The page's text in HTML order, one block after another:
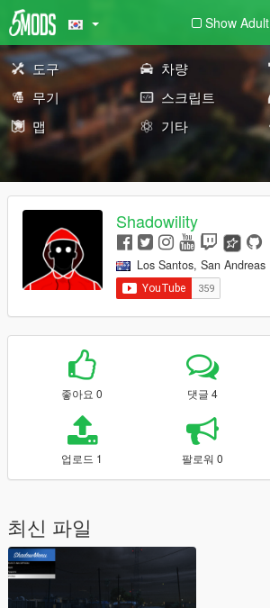
Show Adult
도구 차량
무기
스크립트
맵
기타
Shadowility
Los Santos, San Andreas
좋아요 0 댓글 4
업로드 1 팔로워 0
최신 파일